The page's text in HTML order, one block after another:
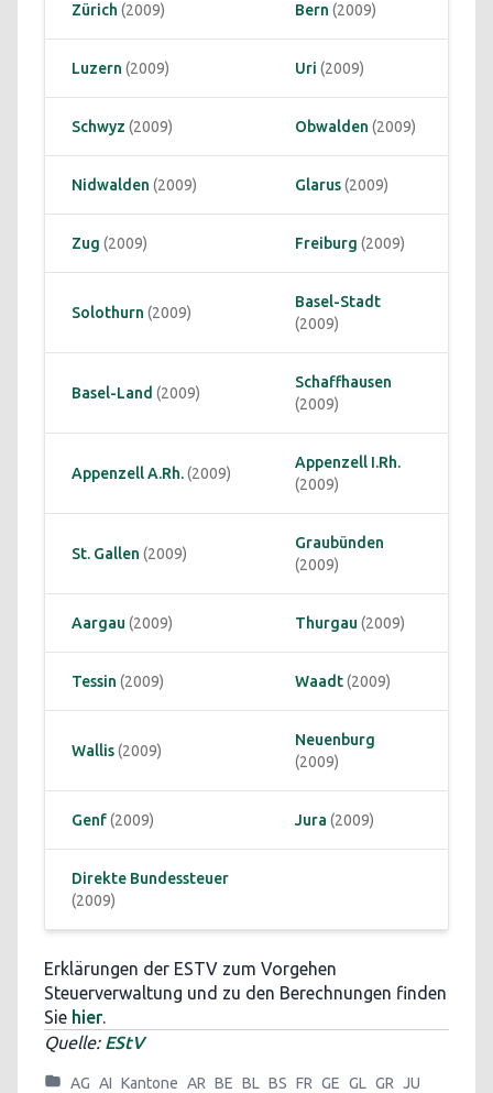
Zürich (2009) Bern (2009)
Luzern (2009) Uri (2009)
Schwyz (2009) Obwalden (2009)
Nidwalden (2009) Glarus (2009)
Zug (2009) Freiburg (2009)
Solothurn (2009)
Basel-Stadt
(2009)
Basel-Land (2009)
Schaffhausen
(2009)
Appenzell A.Rh. (2009)
Appenzell I.Rh.
(2009)
St. Gallen (2009)
Graubünden
(2009)
Aargau (2009) Thurgau (2009)
Tessin (2009) Waadt (2009)
Wallis (2009)
Neuenburg
(2009)
Genf (2009) Jura (2009)
Direkte Bundessteuer
(2009)
Erklärungen der ESTV zum Vorgehen
Steuerverwaltung und zu den Berechnungen finden
Sie hier.
Quelle: EStV
AG AI Kantone AR BE BL BS FR GE GL GR JU